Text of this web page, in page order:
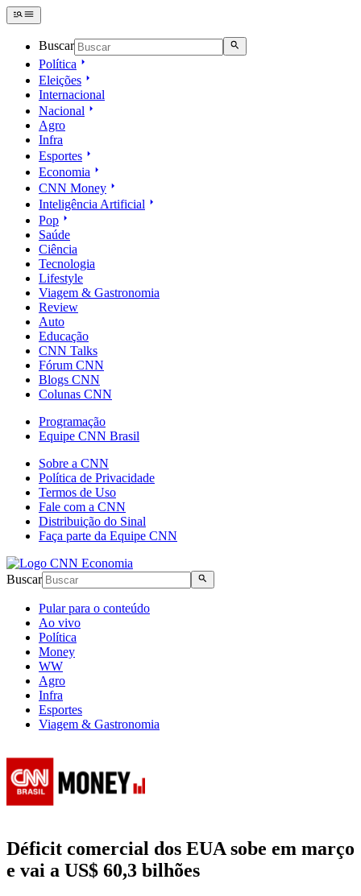
Buscar
Política
Eleições
Internacional
Nacional
Agro
Infra
Esportes
Economia
CNN Money
Inteligência Artificial
Pop
Saúde
Ciência
Tecnologia
Lifestyle
Viagem & Gastronomia
Review
Auto
Educação
CNN Talks
Fórum CNN
Blogs CNN
Colunas CNN
Programação
Equipe CNN Brasil
Sobre a CNN
Política de Privacidade
Termos de Uso
Fale com a CNN
Distribuição do Sinal
Faça parte da Equipe CNN
Buscar
Pular para o conteúdo
Ao vivo
Política
Money
WW
Agro
Infra
Esportes
Viagem & Gastronomia
Déficit comercial dos EUA sobe em março
e vai a US$ 60,3 bilhões